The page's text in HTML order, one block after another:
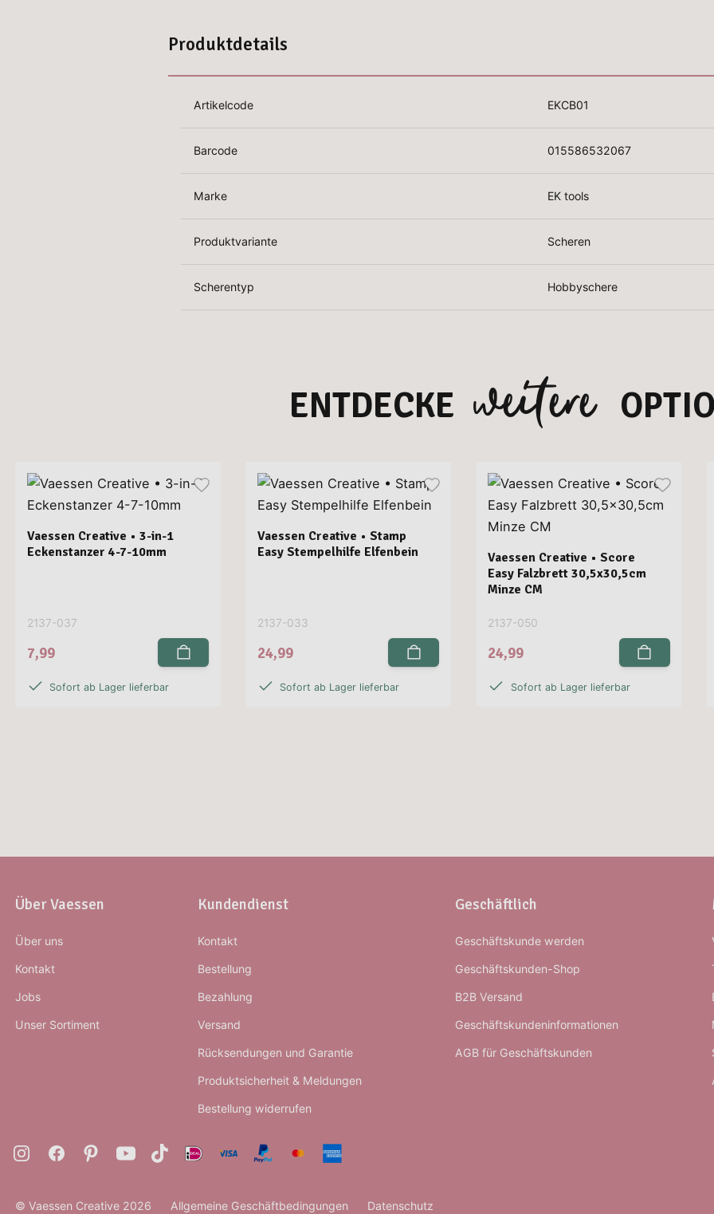
Produktdetails
Artikelcode EKCB01
Barcode 015586532067
Marke EK tools
Produktvariante Scheren
Scherentyp Hobbyschere
ENTDECKE weitere
Vaessen Creative • 3-in-1
Eckenstanzer 4-7-10mm
2137-037
7,99
Sofort ab Lager lieferbar
Vaessen Creative • Stamp
Easy Stempelhilfe Elfenbein
2137-033
24,99
Sofort ab Lager lieferbar
Vaessen Creative • Score
Easy Falzbrett 30,5x30,5cm
Minze CM
2137-050
24,99
Sofort ab Lager lieferbar
Über Vaessen
Über uns
Kontakt
Jobs
Unser Sortiment
Kundendienst
Kontakt
Bestellung
Bezahlung
Versand
Rücksendungen und Garantie
Produktsicherheit & Meldungen
Bestellung widerrufen
Geschäftlich
Geschäftskunde werden
Geschäftskunden-Shop
B2B Versand
Geschäftskundeninformationen
AGB für Geschäftskunden
© Vaessen Creative 2026 Allgemeine Geschäftbedingungen Datenschutz